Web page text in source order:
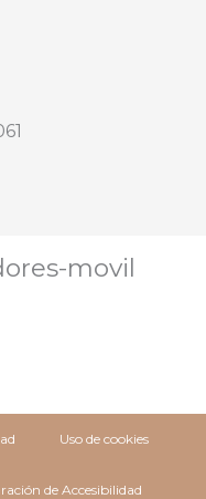
Uso de cookies
de Accesibilidad